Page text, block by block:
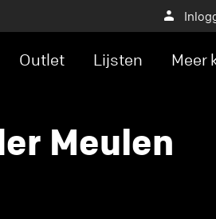
Outlet Lijsten Meer
Meulen